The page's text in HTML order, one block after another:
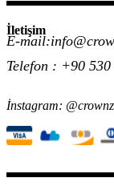
İletişim
E-
Telefon : +90
İnstagram: